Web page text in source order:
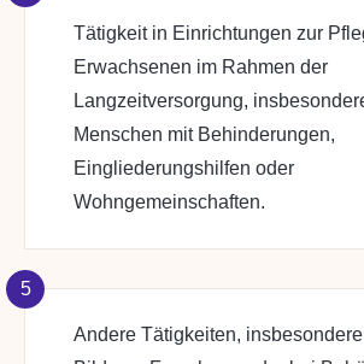
Tätigkeit in Einrichtungen zur
Erwachsenen im Rahmen der
Langzeitversorgung,
Menschen mit Behinderungen,
Eingliederungshilfen oder
Wohngemeinschaften.
5
Andere Tätigkeiten,